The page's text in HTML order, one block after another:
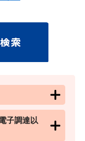
子調達以